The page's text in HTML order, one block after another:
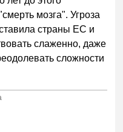
мозга". Угроза
страны ЕС и
слаженно, даже
сложности